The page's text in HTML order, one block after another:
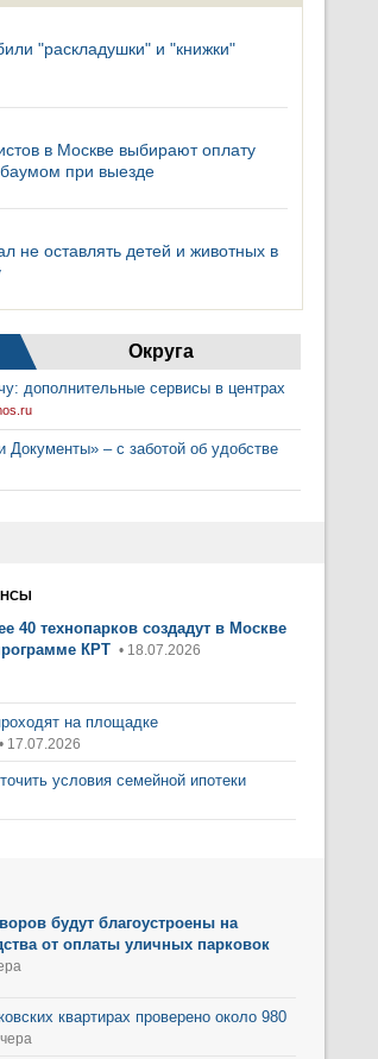
"раскладушки" и "книжки"
в Москве выбирают оплату
при выезде
не оставлять детей и животных в
Округа
дополнительные сервисы в центрах
– с заботой об удобстве
40 технопарков создадут в Москве
КРТ • 18.07.2026
на площадке
• 17.07.2026
условия семейной ипотеки
будут благоустроены на
от оплаты уличных парковок
квартирах проверено около 980